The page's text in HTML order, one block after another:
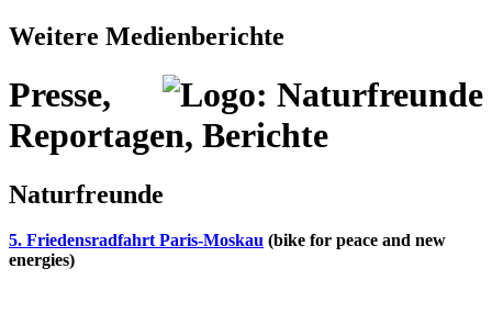
Weitere Medienberichte
Presse,
Reportagen, Berichte
Naturfreunde
5. Friedensradfahrt Paris-Moskau (bike for peace and new
energies)